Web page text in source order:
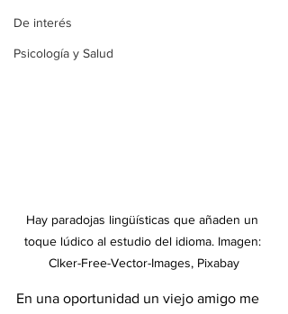
De interés
Psicología y Salud
Hay paradojas lingüísticas que añaden un
toque lúdico al estudio del idioma. Imagen:
Clker-Free-Vector-Images, Pixabay
En una oportunidad un viejo amigo me